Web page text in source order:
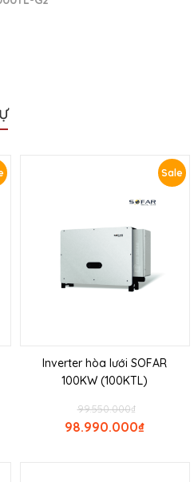
Sale
Inverter hòa lưới SOFAR
100KW (100KTL)
₫
99.550.000
₫
98.990.000